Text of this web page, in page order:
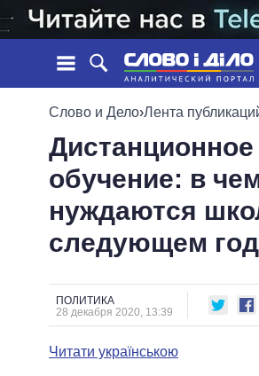
НОВОСТИ
ЛЕНТА
СОБЫТИЯ
СТАТЬИ
МНЕНИЯ
ОБЗОРЫ
ДАЙДЖЕСТЫ
ОБЕЩАНИЯ
ПОЛИТИКИ
ВСЕ ПОЛИТИКИ
ПРЕЗИДЕНТ И ОФИС
ВЕРХОВНАЯ РАДА
КАБИНЕТ МИНИСТРОВ
МЭРЫ
ПОДДЕРЖАТЬ
СРАВНЕНИЕ
Слово и Дело›Лента
Дистанционное
обучение: в
нуждаются
следующем
ПОЛИТИКА
28 декабря 2020, 13:39
Читати українською